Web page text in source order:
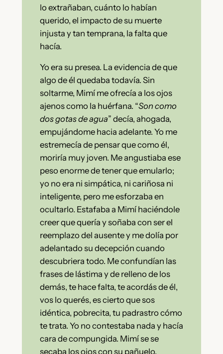
lo extrañaban, cuánto lo habían
querido, el impacto de su muerte
injusta y tan temprana, la falta que
hacía.
Yo era su presea. La evidencia de que
algo de él quedaba todavía. Sin
soltarme, Mimí me ofrecía a los ojos
ajenos como la huérfana. “Son como
dos gotas de agua” decía, ahogada,
empujándome hacia adelante. Yo me
estremecía de pensar que como él,
moriría muy joven. Me angustiaba ese
peso enorme de tener que emularlo;
yo no era ni simpática, ni cariñosa ni
inteligente, pero me esforzaba en
ocultarlo. Estafaba a Mimí haciéndole
creer que quería y soñaba con ser el
reemplazo del ausente y me dolía por
adelantado su decepción cuando
descubriera todo. Me confundían las
frases de lástima y de relleno de los
demás, te hace falta, te acordás de él,
vos lo querés, es cierto que sos
idéntica, pobrecita, tu padrastro cómo
te trata. Yo no contestaba nada y hacía
cara de compungida. Mimí se se
secaba los ojos con su pañuelo.